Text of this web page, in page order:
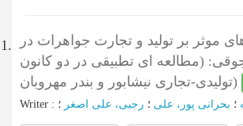
1.
موثر بر تولید و تجارت جواهرات در
(مطالعه ای تطبیقی در دو کانون
تولیدی-تجاری نیشابور و بندر مهروبان)
Writer : ؛ بحرانی پور، علی ؛ رجبی، علی اصغر ؛